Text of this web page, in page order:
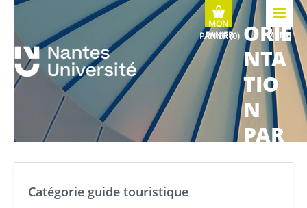
MENU
ORIE
NTA
TIO
N
PAR
COU
Catégorie guide touristique